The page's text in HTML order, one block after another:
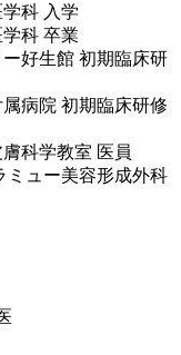
科 入学
科 卒業
好生館 初期臨床研
病院 初期臨床研修
科学教室 医員
ミュー美容形成外科